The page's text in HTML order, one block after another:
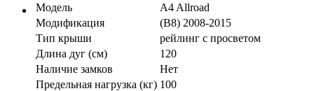
Модель
A4 Allroad
Модификация
(B8) 2008-2015
Тип крыши
рейлинг с просветом
Длина дуг (см)
120
Наличие замков
Нет
Предельная нагрузка (кг) 100